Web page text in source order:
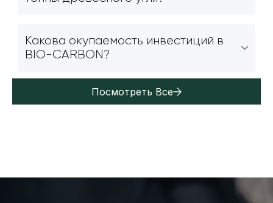
Какова окупаемость инвестиций в
BIO-CARBON?
Посмотреть Все